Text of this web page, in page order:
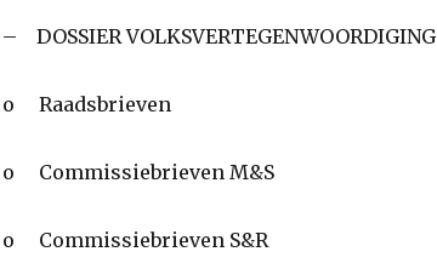
– DOSSIER VOLKSVERTEGENWOORDIGING
o Raadsbrieven
o Commissiebrieven M&S
o Commissiebrieven S&R